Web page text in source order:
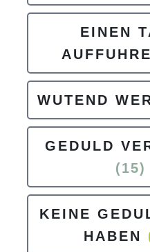
EINEN
WUTEND
GEDULD
(15)
KEINE
HABEN